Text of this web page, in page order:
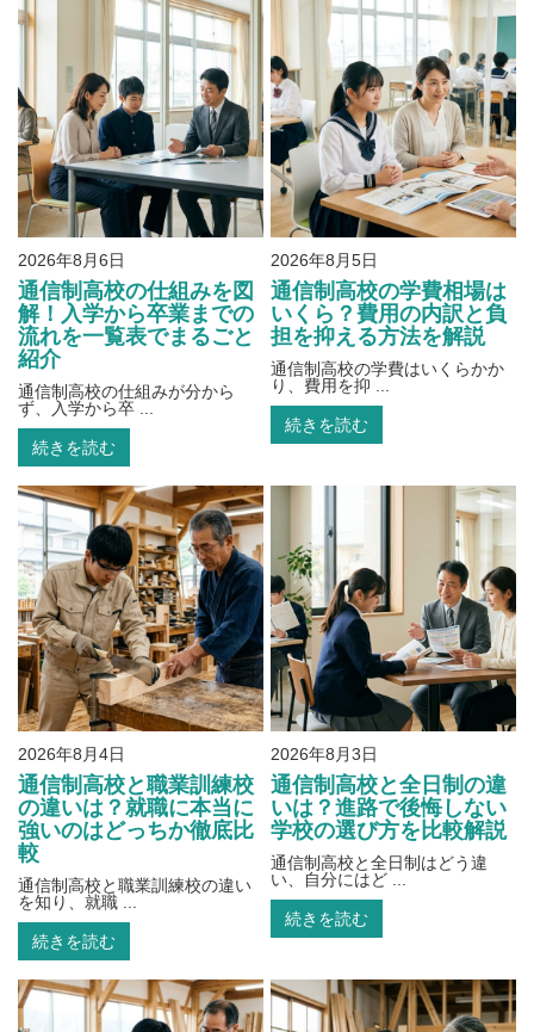
2026年8月6日
通信制高校の仕組みを図
解！入学から卒業までの
流れを一覧表でまるごと
紹介
通信制高校の仕組みが分から
ず、入学から卒 ...
続きを読む
2026年8月5日
通信制高校の学費相場は
いくら？費用の内訳と負
担を抑える方法を解説
通信制高校の学費はいくらかか
り、費用を抑 ...
続きを読む
2026年8月4日
通信制高校と職業訓練校
の違いは？就職に本当に
強いのはどっちか徹底比
較
通信制高校と職業訓練校の違い
を知り、就職 ...
続きを読む
2026年8月3日
通信制高校と全日制の違
いは？進路で後悔しない
学校の選び方を比較解説
通信制高校と全日制はどう違
い、自分にはど ...
続きを読む